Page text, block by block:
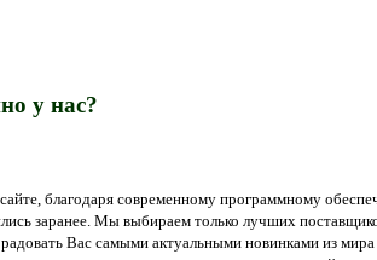
у нас?
благодаря современному программному
заранее. Мы выбираем только лучших
Вас самыми актуальными новинками из мира